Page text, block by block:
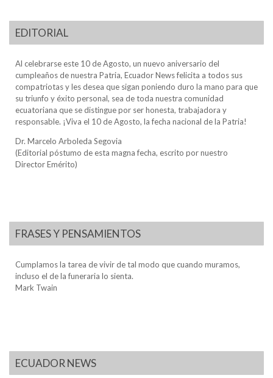
EDITORIAL
Al celebrarse este 10 de Agosto, un nuevo aniversario del
cumpleaños de nuestra Patria, Ecuador News felicita a todos sus
compatriotas y les desea que sigan poniendo duro la mano para que
su triunfo y éxito personal, sea de toda nuestra comunidad
ecuatoriana que se distingue por ser honesta, trabajadora y
responsable. ¡Viva el 10 de Agosto, la fecha nacional de la Patria!
Dr. Marcelo Arboleda Segovia
(Editorial póstumo de esta magna fecha, escrito por nuestro
Director Emérito)
FRASES Y PENSAMIENTOS
Cumplamos la tarea de vivir de tal modo que cuando muramos,
incluso el de la funeraria lo sienta.
Mark Twain
ECUADOR NEWS